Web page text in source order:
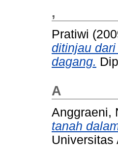
,
Pratiwi
ditinjau
dagang.
A
Anggraeni,
tanah
Universitas